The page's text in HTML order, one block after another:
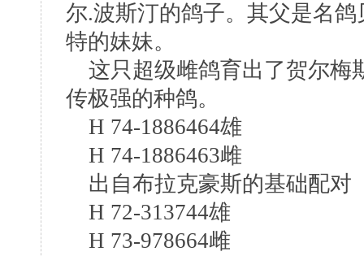
尔.波斯汀的鸽子。其父是名
特的妹妹。
这只超级雌鸽育出了贺尔梅
传极强的种鸽。
H 74-1886464雄
H 74-1886463雌
出自布拉克豪斯的基础配对
H 72-313744雄
H 73-978664雌